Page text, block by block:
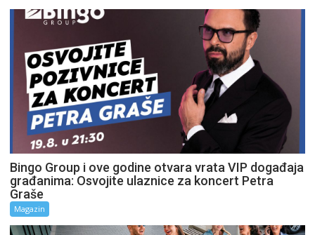
Bingo Group i ove godine otvara vrata VIP događaja
građanima: Osvojite ulaznice za koncert Petra
Graše
Magazin